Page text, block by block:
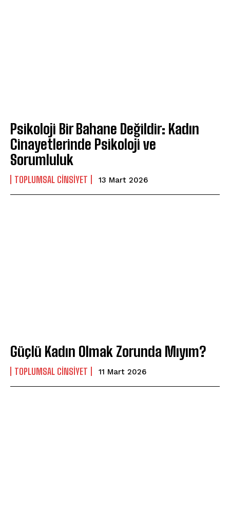
Psikoloji Bir Bahane Değildir: Kadın
Cinayetlerinde Psikoloji ve
Sorumluluk
TOPLUMSAL CINSIYET 13 Mart 2026
Güçlü Kadın Olmak Zorunda Mıyım?
TOPLUMSAL CINSIYET 11 Mart 2026